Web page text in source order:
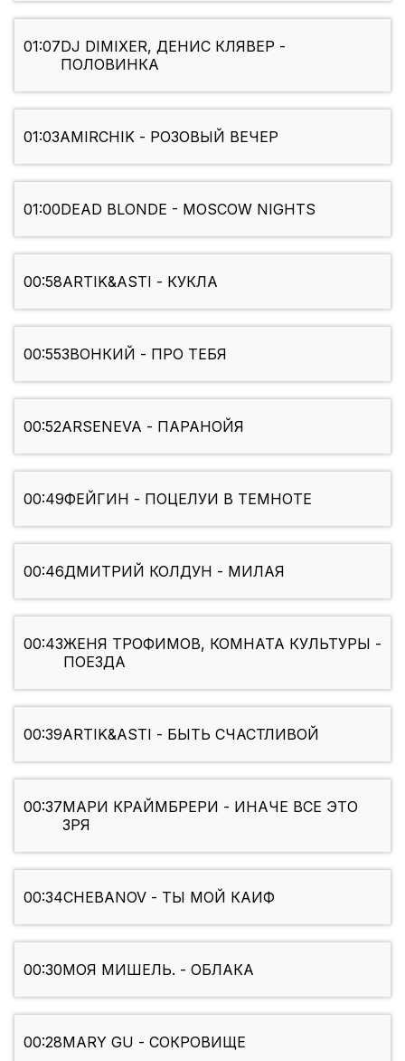
01:07DJ DIMIXER, ДЕНИС КЛЯВЕР -
ПОЛОВИНКА
01:03AMIRCHIK - РОЗОВЫЙ ВЕЧЕР
01:00DEAD BLONDE - MOSCOW NIGHTS
00:58ARTIK&ASTI - КУКЛА
00:55ЗВОНКИЙ - ПРО ТЕБЯ
00:52ARSENEVA - ПАРАНОЙЯ
00:49ФЕЙГИН - ПОЦЕЛУИ В ТЕМНОТЕ
00:46ДМИТРИЙ КОЛДУН - МИЛАЯ
00:43ЖЕНЯ ТРОФИМОВ, КОМНАТА КУЛЬТУРЫ -
ПОЕЗДА
00:39ARTIK&ASTI - БЫТЬ СЧАСТЛИВОЙ
00:37МАРИ КРАЙМБРЕРИ - ИНАЧЕ ВСЕ ЭТО
ЗРЯ
00:34CHEBANOV - ТЫ МОЙ КАИФ
00:30МОЯ МИШЕЛЬ. - ОБЛАКА
00:28MARY GU - СОКРОВИЩЕ